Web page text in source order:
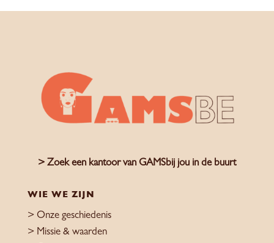
> Zoek een kantoor van GAMSbij jou in de buurt
WIE WE ZIJN
> Onze geschiedenis
> Missie & waarden